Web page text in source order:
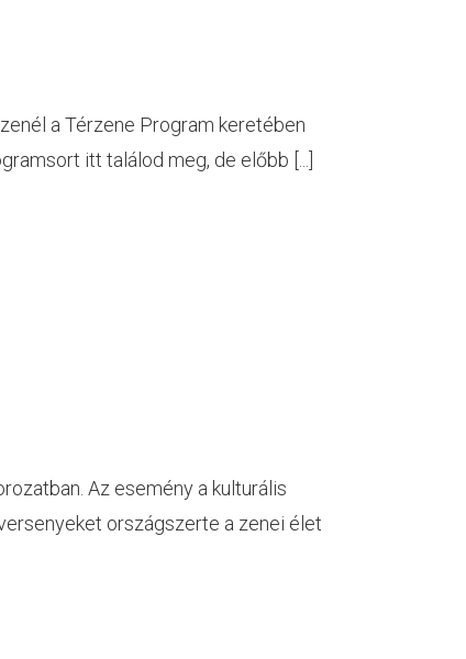
a Térzene Program keretében
itt találod meg, de előbb [...]
Az esemény a kulturális
országszerte a zenei élet